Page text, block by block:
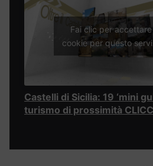
Fai clic per accettare
cookie per questo
Castelli di Sicilia: 19 ‘mini
turismo di prossimità